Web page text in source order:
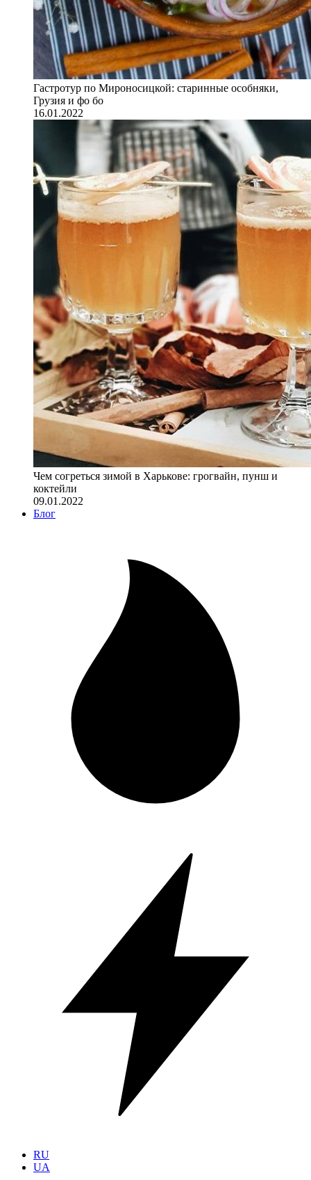
Гастротур по Мироносицкой: старинные особняки,
Грузия и фо бо
16.01.2022
Чем согреться зимой в Харькове: грогвайн, пунш и
коктейли
09.01.2022
Блог
RU
UA